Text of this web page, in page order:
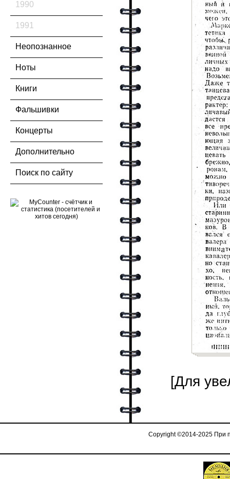
1990
1991
Неопознанное
Ноты
Книги
Фальшивки
Концерты
Дополнительно
Поиск по сайту
[Для